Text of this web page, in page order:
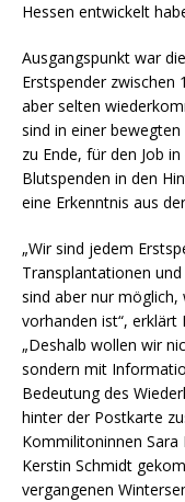
Hessen entwickelt
Ausgangspunkt war
Erstspender zwischen
aber selten
sind in einer
zu Ende, für den Job
Blutspenden in den
eine Erkenntnis aus
„Wir sind jedem
Transplantationen
sind aber nur
vorhanden ist“, erklärt
„Deshalb wollen wir
sondern mit
Bedeutung des
hinter der Postkarte
Kommilitoninnen Sara
Kerstin Schmidt
vergangenen